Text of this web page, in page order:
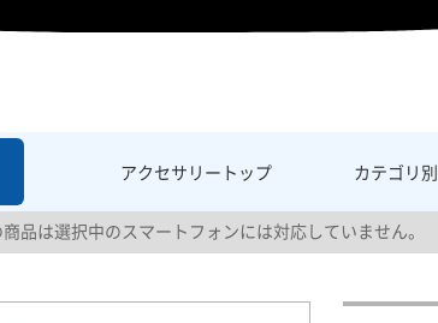
アクセサリー トップ カテゴリ別
商品は選択中のスマートフォンには対応していません。